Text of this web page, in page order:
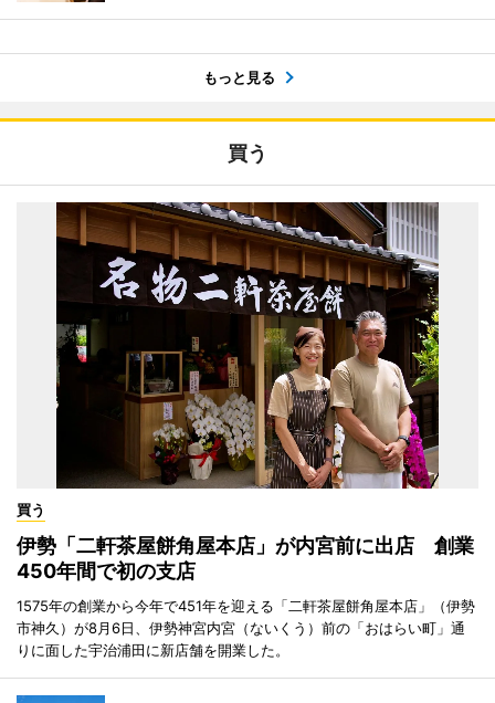
もっと見る
買う
買う
伊勢「二軒茶屋餅角屋本店」が内宮前に出店 創業
450年間で初の支店
1575年の創業から今年で451年を迎える「二軒茶屋餅角屋本店」（伊勢
市神久）が8月6日、伊勢神宮内宮（ないくう）前の「おはらい町」通
りに面した宇治浦田に新店舗を開業した。